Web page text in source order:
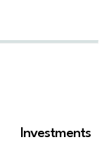
Investments